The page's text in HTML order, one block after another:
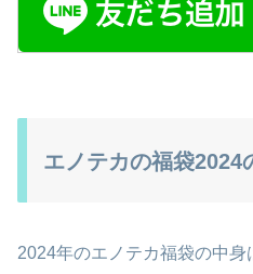
エノテカの福袋2024
2024年のエノテカ福袋の中